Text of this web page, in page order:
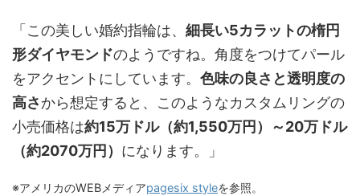
「この美しい婚約指輪は、 細長い5カラットの楕円
形ダイヤモンドのようですね。角度をつけてパール
をアクセントにしています。 色味の良さと透明度の
高さから想定すると、このようなカスタムリングの
小売価格は約15万ドル（約1,550万円）～20万ドル
（約2070万円） になります。」
※アメリカのWEBメディアpagesix styleを参照。